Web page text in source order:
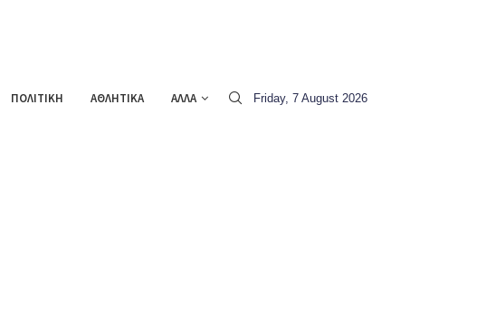
ΠΟΛΙΤΙΚΗ ΑΘΛΗΤΙΚΑ ΑΛΛΑ Friday, 7 August 2026